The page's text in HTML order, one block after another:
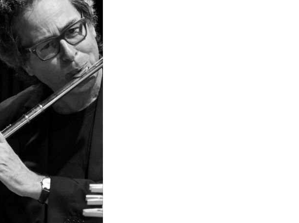
Søknad og opptak
ORGANISASJON
Aktuelle saker
Organisering av NMH
Hvem gjør hva i administrasjonen